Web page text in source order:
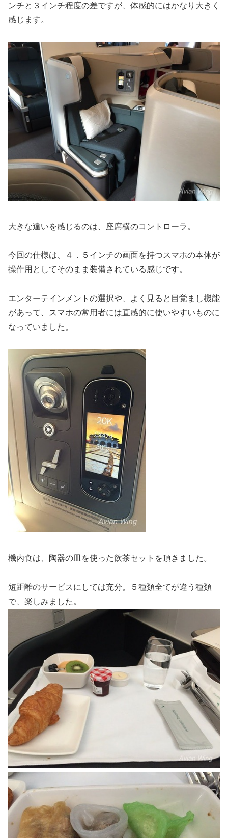
ンチと３インチ程度の差ですが、体感的にはかなり大きく
感じます。
大きな違いを感じるのは、座席横のコントローラ。
今回の仕様は、４．５インチの画面を持つスマホの本体が
操作用としてそのまま装備されている感じです。
エンターテインメントの選択や、よく見ると目覚まし機能
があって、スマホの常用者には直感的に使いやすいものに
なっていました。
機内食は、陶器の皿を使った飲茶セットを頂きました。
短距離のサービスにしては充分。５種類全てが違う種類
で、楽しみました。